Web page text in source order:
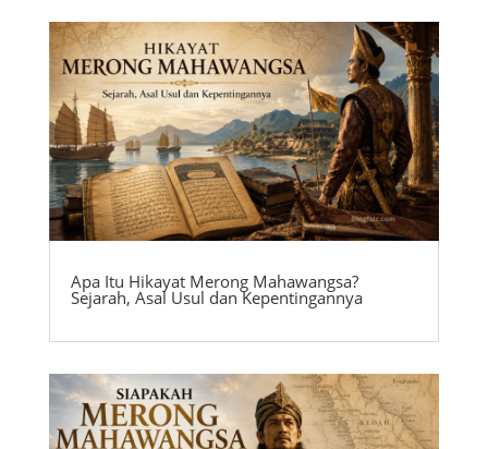
Apa Itu Hikayat Merong Mahawangsa?
Sejarah, Asal Usul dan Kepentingannya